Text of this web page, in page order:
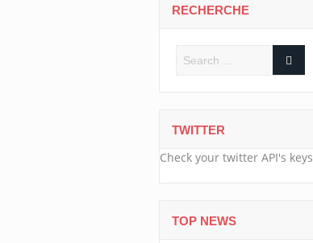
RECHERCHE
TWITTER
Check your twitter API's keys
TOP NEWS